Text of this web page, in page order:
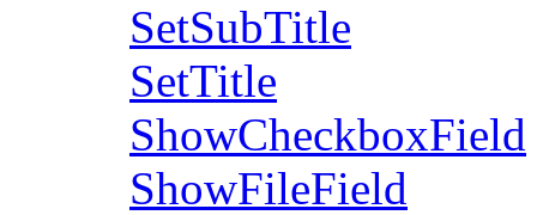
SetSubTitle
SetTitle
ShowCheckboxField
ShowFileField